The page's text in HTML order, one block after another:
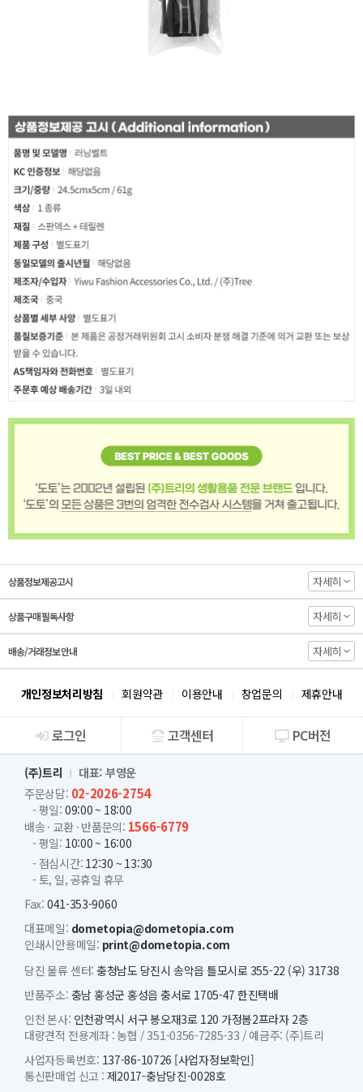
상품정보제공고시 자세히
상품구매 필독사항 자세히
배송/거래정보 안내 자세히
개인정보처리방침 회원약관 이용안내 창업문의 제휴안내
회사소개
로그인 고객센터 PC버전
(주)트리
대표: 부영운
주문상담: 02-2026-2754
- 평일: 09:00 ~ 18:00
배송 · 교환 · 반품문의: 1566-6779
- 평일: 10:00 ~ 16:00
- 점심시간: 12:30 ~ 13:30
- 토, 일, 공휴일 휴무
Fax: 041-353-9060
대표메일: dometopia@dometopia.com
인쇄시안용메일: print@dometopia.com
당진 물류 센터: 충청남도 당진시 송악읍 틀모시로 355-22 (우) 31738
반품주소: 충남 홍성군 홍성읍 충서로 1705-47 한진택배
인천 본사: 인천광역시 서구 봉오재3로 120 가정봄2프라자 2층
대량견적 전용계좌 :농협 / 351-0356-7285-33 / 예금주: (주)트리
사업자등록번호: 137-86-10726 [사업자정보확인]
통신판매업 신고 : 제2017-충남당진-0028호